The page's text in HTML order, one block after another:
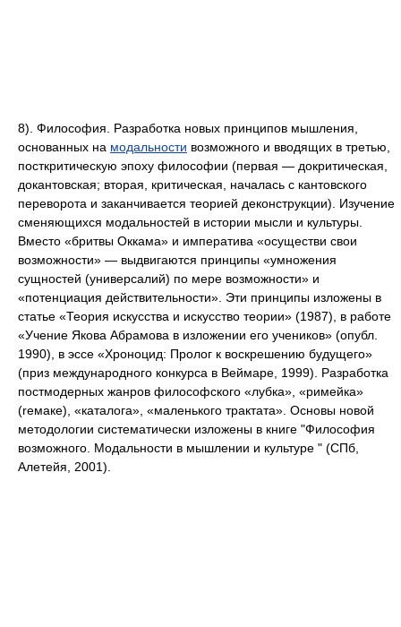
8). Философия. Разработка новых принципов мышления,
основанных на модальности возможного и вводящих в третью,
посткритическую эпоху философии (первая — докритическая,
докантовская; вторая, критическая, началась с кантовского
переворота и заканчивается теорией деконструкции). Изучение
сменяющихся модальностей в истории мысли и культуры.
Вместо «бритвы Оккама» и императива «осуществи свои
возможности» — выдвигаются принципы «умножения
сущностей (универсалий) по мере возможности» и
«потенциация действительности». Эти принципы изложены в
статьe «Теория искусства и искусство теории» (1987), в работе
«Учение Якова Абрамова в изложении его учеников» (опубл.
1990), в эссе «Хроноцид: Пролог к воскрешению будущего»
(приз международного конкурса в Веймаре, 1999). Разработка
постмодерных жанров философского «лубка», «римейка»
(rемаке), «каталога», «маленького трактата». Основы новой
методологии систематически изложены в книге "Философия
возможного. Модальности в мышлении и культуре " (СПб,
Алетейя, 2001).